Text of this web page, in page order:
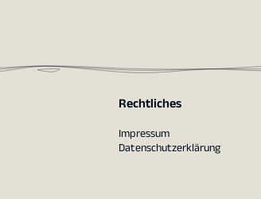
Rechtliches
Impressum
Datenschutzerklärung